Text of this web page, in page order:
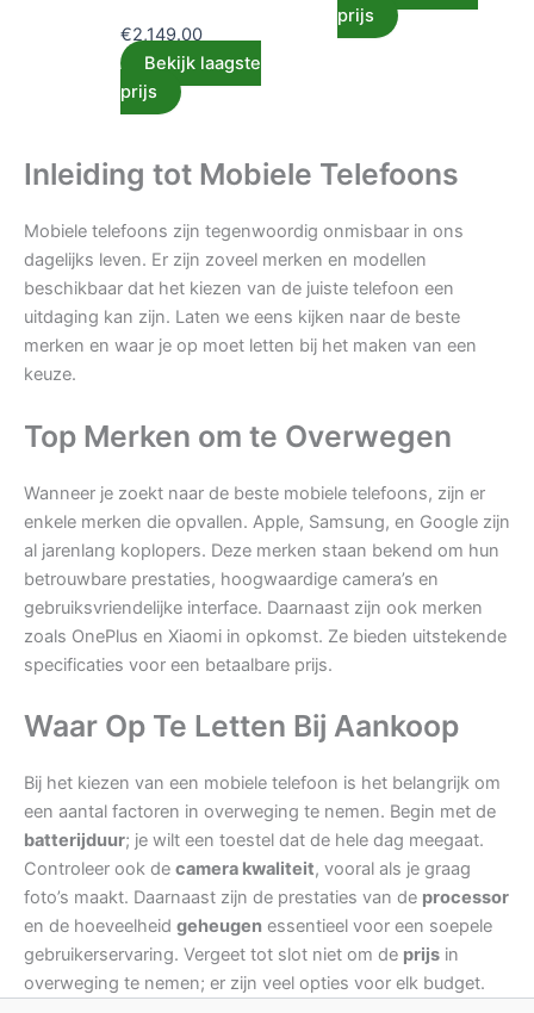
€2,149.00
Bekijk laagste
prijs
prijs
Inleiding tot Mobiele Telefoons
Mobiele telefoons zijn tegenwoordig onmisbaar in ons
dagelijks leven. Er zijn zoveel merken en modellen
beschikbaar dat het kiezen van de juiste telefoon een
uitdaging kan zijn. Laten we eens kijken naar de beste
merken en waar je op moet letten bij het maken van een
keuze.
Top Merken om te Overwegen
Wanneer je zoekt naar de beste mobiele telefoons, zijn er
enkele merken die opvallen. Apple, Samsung, en Google zijn
al jarenlang koplopers. Deze merken staan bekend om hun
betrouwbare prestaties, hoogwaardige camera’s en
gebruiksvriendelijke interface. Daarnaast zijn ook merken
zoals OnePlus en Xiaomi in opkomst. Ze bieden uitstekende
specificaties voor een betaalbare prijs.
Waar Op Te Letten Bij Aankoop
Bij het kiezen van een mobiele telefoon is het belangrijk om
een aantal factoren in overweging te nemen. Begin met de
batterijduur; je wilt een toestel dat de hele dag meegaat.
Controleer ook de camera kwaliteit, vooral als je graag
foto’s maakt. Daarnaast zijn de prestaties van de processor
en de hoeveelheid geheugen essentieel voor een soepele
gebruikerservaring. Vergeet tot slot niet om de prijs in
overweging te nemen; er zijn veel opties voor elk budget.